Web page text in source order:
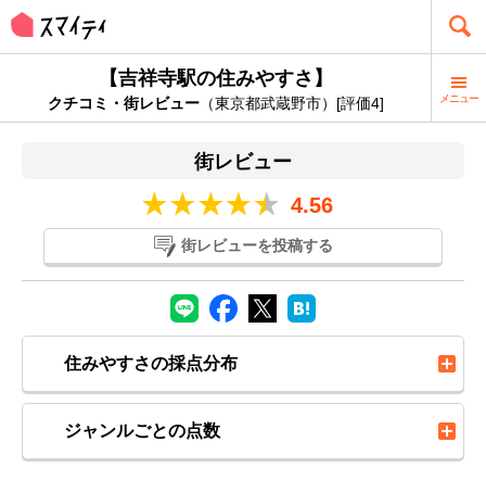
【吉祥寺駅の住みやすさ】
クチコミ・街レビュー（東京都武蔵野市）[評価4] メニュー
街レビュー
4.56
街レビューを投稿する
住みやすさの採点分布
ジャンルごとの点数